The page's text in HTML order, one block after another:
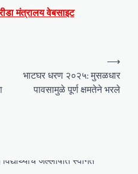
मंत्रालय वेबसाइट
भाटघर धरण २०२५: मुसळधार
पावसामुळे पूर्ण क्षमतेने भरले
⟶